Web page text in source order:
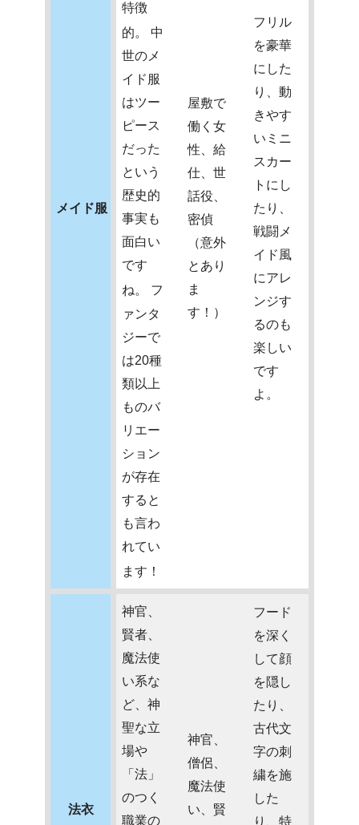
メイド服
特徴
的。 中
世のメ
イド服
はツー
ピース
だった
という
歴史的
事実も
面白い
です
ね。 フ
ァンタ
ジーで
は20種
類以上
ものバ
リエー
ション
が存在
すると
も言わ
れてい
ます！
屋敷で
働く女
性、給
仕、世
話役、
密偵
（意外
とあり
ま
す！）
フリル
を豪華
にした
り、動
きやす
いミニ
スカー
トにし
たり、
戦闘メ
イド風
にアレ
ンジす
るのも
楽しい
です
よ。
法衣
神官、
賢者、
魔法使
い系な
ど、神
聖な立
場や
「法」
のつく
職業の
神官、
僧侶、
魔法使
い、賢
フード
を深く
して顔
を隠し
たり、
古代文
字の刺
繍を施
した
り、特